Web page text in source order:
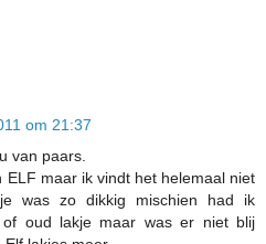
om 21:37
van paars.
ELF maar ik vindt het helemaal niet
was zo dikkig mischien had ik
of oud lakje maar was er niet blij